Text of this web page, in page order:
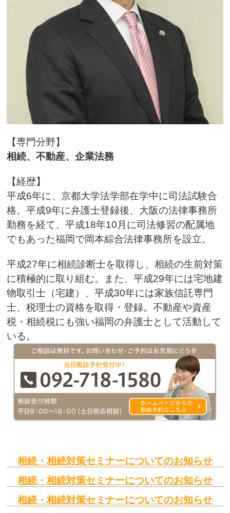
【専門分野】
相続、不動産、企業法務
【経歴】
平成6年に、京都大学法学部在学中に司法試験合
格。平成9年に弁護士登録後、大阪の法律事務所
勤務を経て、平成18年10月に司法修習の配属地
でもあった福岡で岡本綜合法律事務所を設立。
平成27年に相続診断士を取得し、相続の生前対策
に積極的に取り組む。また、平成29年には宅地建
物取引士（宅建）、平成30年には家族信託専門
士、税理士の資格を取得・登録。不動産や資産
税・相続税にも強い福岡の弁護士として活動して
いる。
相続・相続対策セミナーについてのお知らせ
相続・相続対策セミナーについてのお知らせ
相続・相続対策セミナーについてのお知らせ